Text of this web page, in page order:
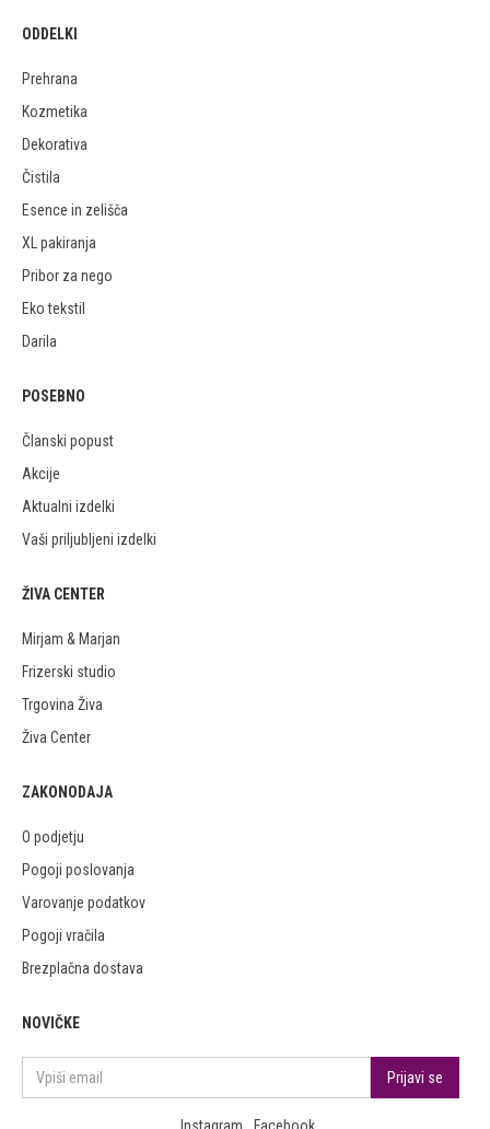
ODDELKI
Prehrana
Kozmetika
Dekorativa
Čistila
Esence in zelišča
XL pakiranja
Pribor za nego
Eko tekstil
Darila
POSEBNO
Članski popust
Akcije
Aktualni izdelki
Vaši priljubljeni izdelki
ŽIVA CENTER
Mirjam & Marjan
Frizerski studio
Trgovina Živa
Živa Center
ZAKONODAJA
O podjetju
Pogoji poslovanja
Varovanje podatkov
Pogoji vračila
Brezplačna dostava
NOVIČKE